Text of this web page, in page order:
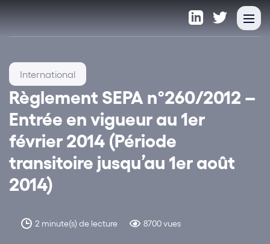
Règlement SEPA n°260/2012 –
Entrée en vigueur au 1er
février 2014 (Période
transitoire jusqu’au 1er août
2014)
2 minute(s) de lecture 8700 vues
International